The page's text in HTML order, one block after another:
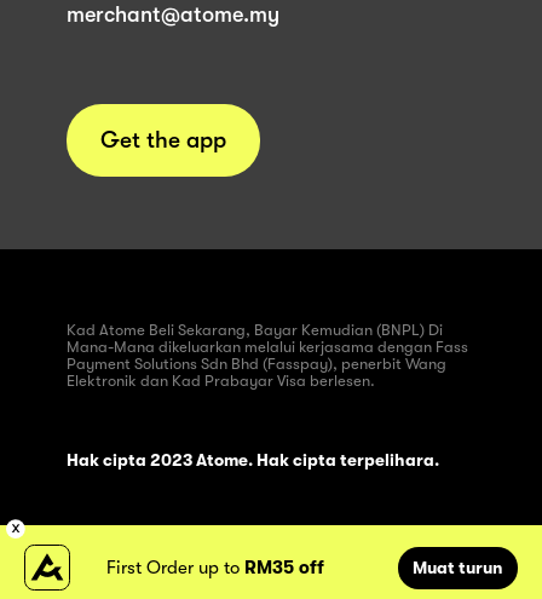
merchant@atome.my
Get the app
Kad Atome Beli Sekarang, Bayar Kemudian (BNPL) Di
Mana-Mana dikeluarkan melalui kerjasama dengan Fass
Payment Solutions Sdn Bhd (Fasspay), penerbit Wang
Elektronik dan Kad Prabayar Visa berlesen.
Hak cipta 2023 Atome. Hak cipta terpelihara.
First Order up to RM35 off Muat turun